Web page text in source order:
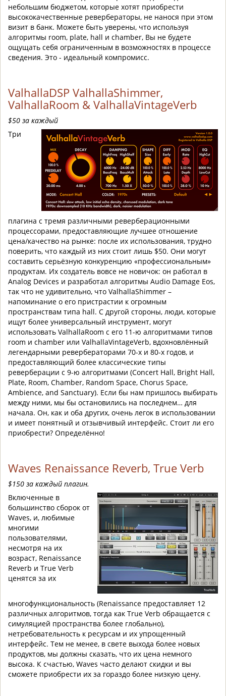
небольшим бюджетом, которые хотят приобрести
высококачественные ревербераторы, не нанося при этом
визит в банк. Можете быть уверены, что используя
алгоритмы room, plate, hall и chamber, Вы не будете
ощущать себя ограниченным в возможностях в процессе
сведения. Это - идеальный компромисс.
ValhallaDSP ValhallaShimmer,
ValhallaRoom & ValhallaVintageVerb
$50 за каждый
Три
плагина с тремя различными реверберационными
процессорами, предоставляющие лучшее отношение
цена/качество на рынке: после их использования, трудно
поверить, что каждый из них стоит лишь $50. Они могут
составить серьёзную конкуренцию «профессиональным»
продуктам. Их создатель вовсе не новичок: он работал в
Analog Devices и разработал алгоритмы Audio Damage Eos,
так что не удивительно, что ValhallaShimmer –
напоминание о его пристрастии к огромным
пространствам типа hall. С другой стороны, люди, которые
ищут более универсальный инструмент, могут
использовать ValhallaRoom c его 11-ю алгоритмами типов
room и chamber или ValhallaVintageVerb, вдохновлённый
легендарными ревербераторами 70-х и 80-х годов, и
предоставляющий более классические типы
реверберации с 9-ю алгоритмами (Concert Hall, Bright Hall,
Plate, Room, Chamber, Random Space, Chorus Space,
Ambience, and Sanctuary). Если бы нам пришлось выбирать
между ними, мы бы остановились на последнем… для
начала. Он, как и оба других, очень легок в использовании
и имеет понятный и отзывчивый интерфейс. Стоит ли его
приобрести? Определённо!
Waves Renaissance Reverb, True Verb
$150 за каждый плагин.
Включенные в
большинство сборок от
Waves, и, любимые
многими
пользователями,
несмотря на их
возраст, Renaissance
Reverb и True Verb
ценятся за их
многофункциональность (Renaissance предоставляет 12
различных алгоритмов, тогда как True Verb обращается с
симуляцией пространства более глобально),
нетребовательность к ресурсам и их упрощенный
интерфейс. Тем не менее, в свете выхода более новых
продуктов, мы должны сказать, что их цена немного
высока. К счастью, Waves часто делают скидки и вы
сможете приобрести их за гораздо более низкую цену.